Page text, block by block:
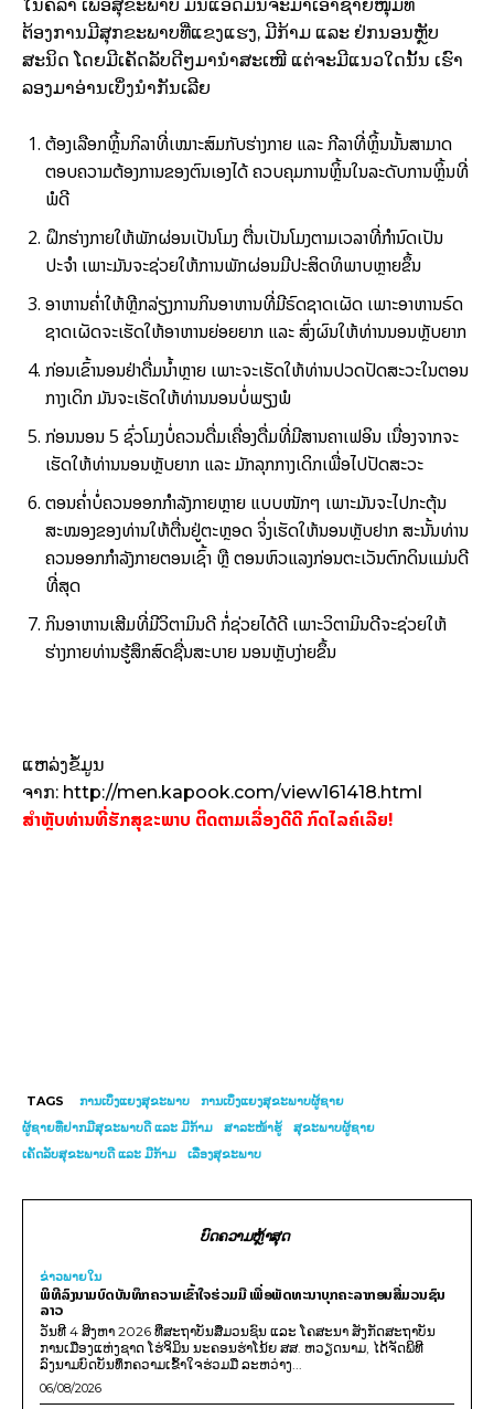
ໃນຄໍລຳ ເພື່ອສຸຂະພາບ ມື້ນີ້ແອັດມິນຈະມາເອົາຊາຍໜຸ່ມທີ່
ຕ້ອງການມີສຸກຂະພາບທີ່ແຂງແຮງ, ມີກ້າມ ແລະ ຢ່ກນອນຫຼັບ
ສະນິດ ໂດຍມີເຄັດລັບດີໆມານຳສະເໜີ ແຕ່ຈະມີແນວໃດນັ້ນ ເຮົາ
ລອງມາອ່ານເບິ່ງນຳກັນເລີຍ
ຕ້ອງເລືອກຫຼິ້ນກິລາທີ່ເໝາະສົມກັບຮ່າງກາຍ ແລະ ກີລາທີ່ຫຼິ້ນນັ້ນສາມາດ
ຕອບຄວາມຕ້ອງການຂອງຕົນເອງໄດ້ ຄວບຄຸມການຫຼິ້ນໃນລະດັບການຫຼິ້ນທີ່
ພໍດີ
ຝຶກຮ່າງກາຍໃຫ້ພັກຜ່ອນເປັນໂມງ ຕື່ນເປັນໂມງຕາມເວລາທີ່ກຳນົດເປັນ
ປະຈຳ ເພາະມັນຈະຊ່ວຍໃຫ້ການພັກຜ່ອນມີປະສິດທິພາບຫຼາຍຂຶ້ນ
ອາຫານຄ່ຳໃຫ້ຫຼີກລ່ຽງການກິນອາຫານທີ່ມີຣົດຊາດເຜັດ ເພາະອາຫານຣົດ
ຊາດເຜັດຈະເຮັດໃຫ້ອາຫານຍ່ອຍຍາກ ແລະ ສົ່ງຜົນໃຫ້ທ່ານນອນຫຼັບຍາກ
ກ່ອນເຂົ້ານອນຢ່າດື່ມນ້ຳຫຼາຍ ເພາະຈະເຮັດໃຫ້ທ່ານປວດປັດສະວະໃນຕອນ
ກາງເດິກ ມັນຈະເຮັດໃຫ້ທ່ານນອນບໍ່ພຽງພໍ
ກ່ອນນອນ 5 ຊົ່ວໂມງບໍ່ຄວນດື່ມເຄື່ອງດື່ມທີ່ມີສານຄາເຟອິນ ເນື່ອງຈາກຈະ
ເຮັດໃຫ້ທ່ານນອນຫຼັບຍາກ ແລະ ມັກລຸກກາງເດິກເພື່ອໄປປັດສະວະ
ຕອນຄ່ຳບໍ່ຄວນອອກກຳລັງກາຍຫຼາຍ ແບບໜັກໆ ເພາະມັນຈະໄປກະຕຸ້ນ
ສະໝອງຂອງທ່ານໃຫ້ຕື່ນຢູ່ຕະຫຼອດ ຈິ່ງເຮັດໃຫ້ນອນຫຼັບຢາກ ສະນັ້ນທ່ານ
ຄວນອອກກຳລັງກາຍຕອນເຊົ້າ ຫຼື ຕອນຫົວແລງກ່ອນຕະເວັນຕົກດິນແມ່ນດີ
ທີ່ສຸດ
ກິນອາຫານເສີມທີ່ມີວິຕາມິນດີ ກໍ່ຊ່ວຍໄດ້ດີ ເພາະວິຕາມິນດີຈະຊ່ວຍໃຫ້
ຮ່າງກາຍທ່ານຮູ້ສຶກສົດຊື່ນສະບາຍ ນອນຫຼັບງ່າຍຂຶ້ນ
ແຫລ່ງຂໍ້ມູນ
ຈາກ: http://men.kapook.com/view161418.html
ສຳຫຼັບທ່ານທີ່ຮັກສຸຂະພາບ ຕິດຕາມເລື່ອງດີດີ ກົດໄລຄ໌ເລີຍ!
TAGS ການເບິ່ງແຍງສຸຂະພາບ
ການເບິ່ງແຍງສຸຂະພາບຜູ້ຊາຍ
ຜູ້ຊາຍທີ່ຢາກມີສຸຂະພາບດີ ແລະ ມີກ້າມ
ສາລະໜ້າຮູ້
ສຸຂະພາບຜູ້ຊາຍ
ເຄັດລັບສຸຂະພາບດີ ແລະ ມີກ້າມ
ເລື່ອງສຸຂະພາບ
ບົດຄວາມຫຼ້າສຸດ
ຂ່າວພາຍ​ໃນ
ພິທີລົງນາມບົດບັນທຶກຄວາມເຂົ້າໃຈຮ່ວມມື ເພື່ອພັດທະນາບຸກຄະລາກອນສື່ມວນຊົນ
ລາວ
ວັນທີ 4 ສິງຫາ 2026 ທີ່ສະຖາບັນສື່ມວນຊົນ ແລະ ໂຄສະນາ ສັງກັດສະຖາບັນ
ການເມືອງແຫ່ງຊາດ ໂຮ່ຈິມິນ ນະຄອນຮ່າໂນ້ຍ ສສ. ຫວຽດນາມ, ໄດ້ຈັດພິທີ
ລົງນາມບົດບັນທຶກຄວາມເຂົ້າໃຈຮ່ວມມື ລະຫວ່າງ...
06/08/2026